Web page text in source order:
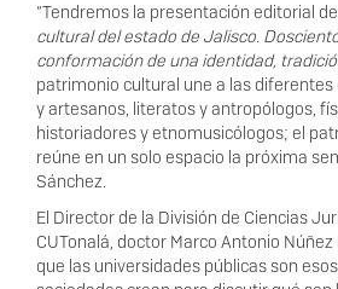
“Tendremos la presentación editorial
cultural del estado de Jalisco.
conformación de una identidad,
patrimonio cultural une a las diferentes
y artesanos, literatos y antropólogos,
historiadores y etnomusicólogos; el
reúne en un solo espacio la próxima
Sánchez.
El Director de la División de Ciencias
CUTonalá, doctor Marco Antonio
que las universidades públicas son